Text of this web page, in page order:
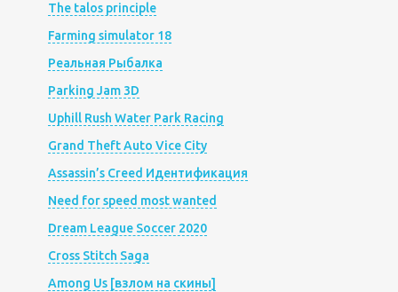
The talos principle
Farming simulator 18
Реальная Рыбалка
Parking Jam 3D
Uphill Rush Water Park Racing
Grand Theft Auto Vice City
Assassin’s Creed Идентификация
Need for speed most wanted
Dream League Soccer 2020
Cross Stitch Saga
Among Us [взлом на скины]